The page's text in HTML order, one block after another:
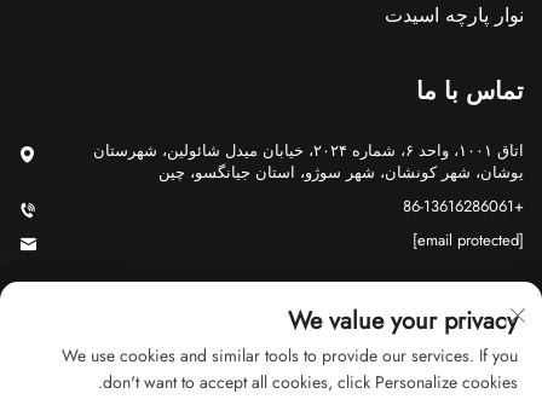
نوار پارچه اسیدت
تماس با ما
اتاق ۱۰۰۱، واحد ۶، شماره ۲۰۲۴، خیابان میدل شائولین، شهرستان
یوشان، شهر کونشان، شهر سوژو، استان جیانگسو، چین
+86-13616286061
[email protected]
حق نشر © 2026 شرکت تجاری سوژو جی یو، محدود. کلیه حقوق محفوظ
We value your privacy
We use cookies and similar tools to provide our services. If you
don't want to accept all cookies, click Personalize cookies.